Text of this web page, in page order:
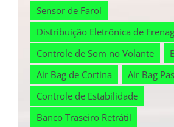
Sensor de Farol
Distribuição Eletrônica de
Controle de Som no Volante
Air Bag de Cortina
Air Bag
Controle de Estabilidade
Banco Traseiro Retrátil